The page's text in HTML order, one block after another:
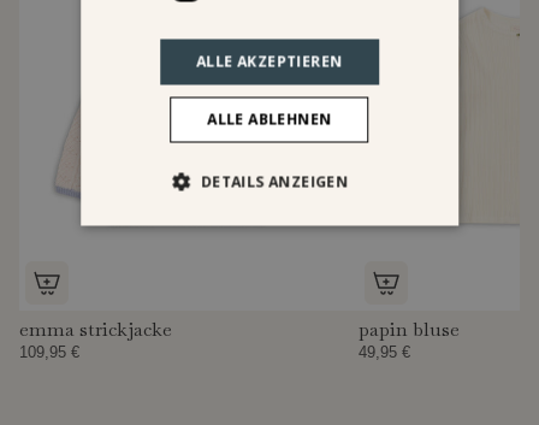
emma strickjacke
109,95 €
papin bluse
49,95 €
ALLE AKZEPTIEREN
ALLE ABLEHNEN
DETAILS ANZEIGEN